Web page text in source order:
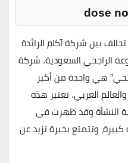
dose
بين شركة آكام الرائدة
الراجحي السعودية. شركة
هي واحدة من أكبر
العربي. تعتبر هذه
النشأة وقد ظهرت في
وتتمتع بخبرة تزيد عن